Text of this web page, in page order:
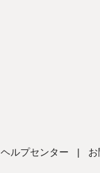
ヘルプセンター |